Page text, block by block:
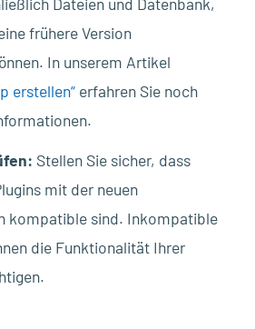
frühere Version
In unserem Artikel
erstellen“erfahren Sie noch
Stellen Sie sicher, dass
mit der neuen
kompatible sind. Inkompatible
die Funktionalität Ihrer